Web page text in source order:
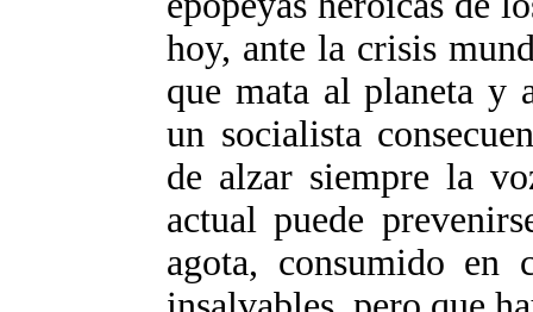
hoy, ante la crisis
que mata al planeta y
un socialista
de alzar siempre la
actual puede
agota, consumido en